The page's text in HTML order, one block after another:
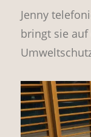
Jenny
bringt sie auf